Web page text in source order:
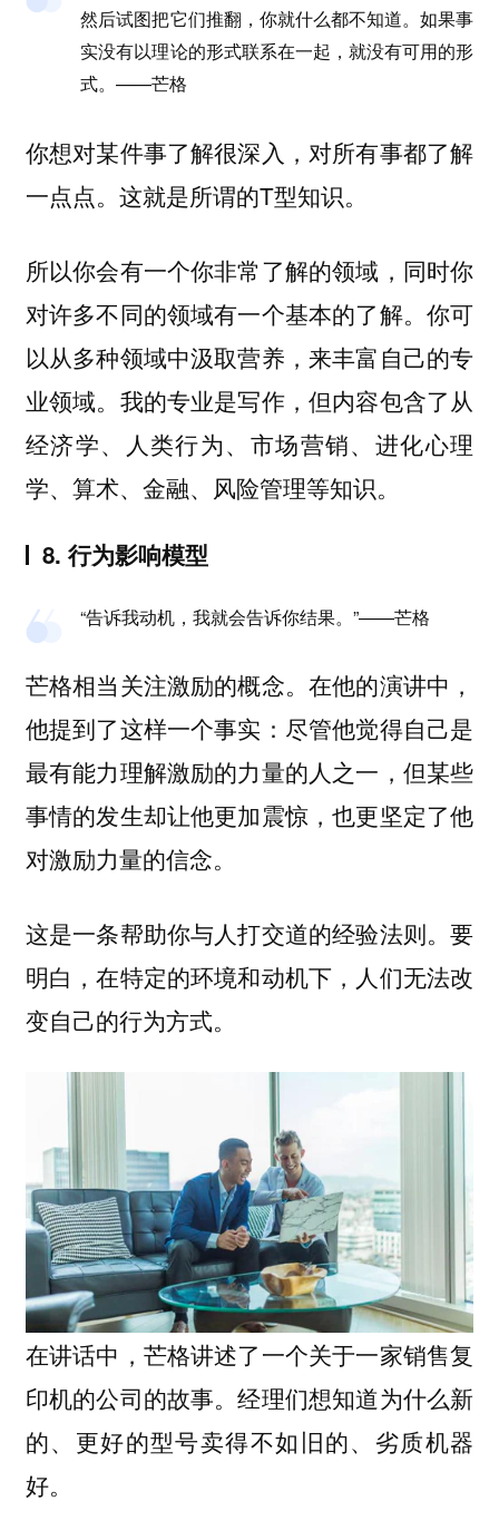
然后试图把它们推翻，你就什么都不知道。如果事
实没有以理论的形式联系在一起，就没有可用的形
式。——芒格
你想对某件事了解很深入，对所有事都了解
一点点。这就是所谓的T型知识。
所以你会有一个你非常了解的领域，同时你
对许多不同的领域有一个基本的了解。你可
以从多种领域中汲取营养，来丰富自己的专
业领域。我的专业是写作，但内容包含了从
经济学、人类行为、市场营销、进化心理
学、算术、金融、风险管理等知识。
8. 行为影响模型
“告诉我动机，我就会告诉你结果。”——芒格
芒格相当关注激励的概念。在他的演讲中，
他提到了这样一个事实：尽管他觉得自己是
最有能力理解激励的力量的人之一，但某些
事情的发生却让他更加震惊，也更坚定了他
对激励力量的信念。
这是一条帮助你与人打交道的经验法则。要
明白，在特定的环境和动机下，人们无法改
变自己的行为方式。
在讲话中，芒格讲述了一个关于一家销售复
印机的公司的故事。经理们想知道为什么新
的、更好的型号卖得不如旧的、劣质机器
好。